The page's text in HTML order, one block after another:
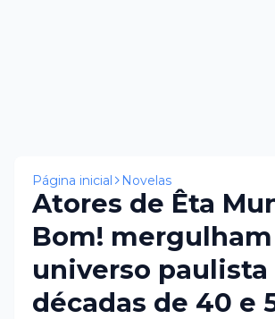
Página inicial Novelas
Atores de Êta
Bom!
universo paulista
décadas de 40 e